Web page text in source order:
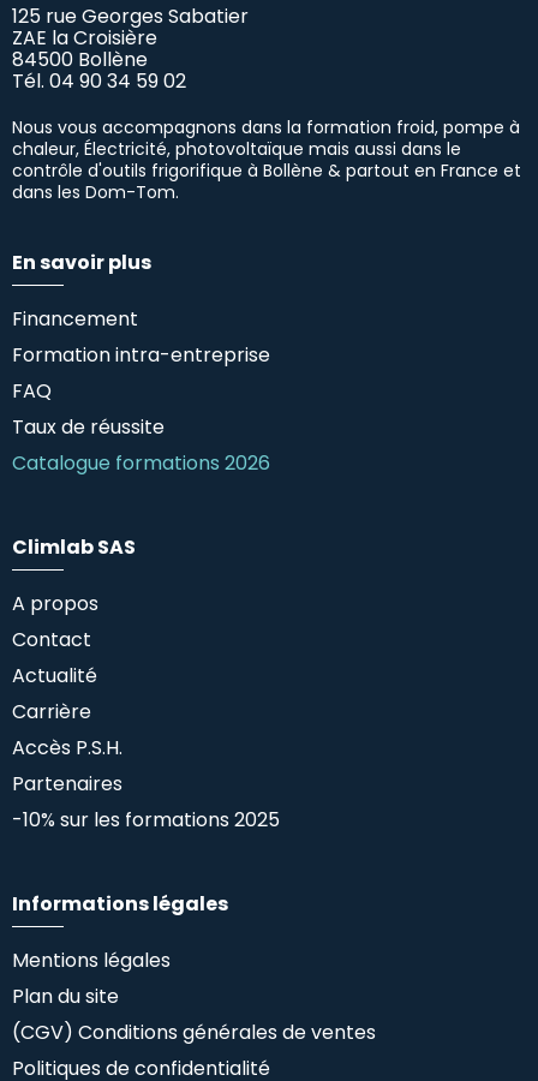
125 rue Georges Sabatier
ZAE la Croisière
84500 Bollène
Tél. 04 90 34 59 02
Nous vous accompagnons dans la formation froid, pompe à
chaleur, Électricité, photovoltaïque mais aussi dans le
contrôle d'outils frigorifique à Bollène & partout en France et
dans les Dom-Tom.
En savoir plus
Financement
Formation intra-entreprise
FAQ
Taux de réussite
Catalogue formations 2026
Climlab SAS
A propos
Contact
Actualité
Carrière
Accès P.S.H.
Partenaires
-10% sur les formations 2025
Informations légales
Mentions légales
Plan du site
(CGV) Conditions générales de ventes
Politiques de confidentialité